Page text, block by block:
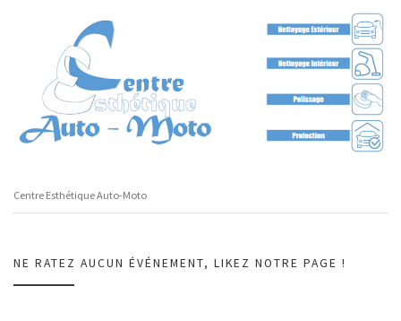
Centre Esthétique Auto-Moto
NE RATEZ AUCUN ÉVÉNEMENT, LIKEZ NOTRE PAGE !